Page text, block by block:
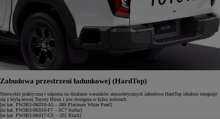
Zabudowa przestrzeni ładunkowej (HardTop)
Niezwykle praktyczna i odporna na działanie warunków atmosferycznych zabudowa HardTop idealnie integruje
się z bryłą nowej Toyoty Hilux i jest dostępna w kilku kolorach.
[nr kat. PW3B3-0K010-A5 – 089 Platinum White Pearl]
[nr kat. PW3B3-0K010-F7 – 5C7 Sulfur]
[nr kat. PW3B3-0K017-CE – 202 Black]